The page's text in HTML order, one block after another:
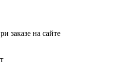
заказе на сайте